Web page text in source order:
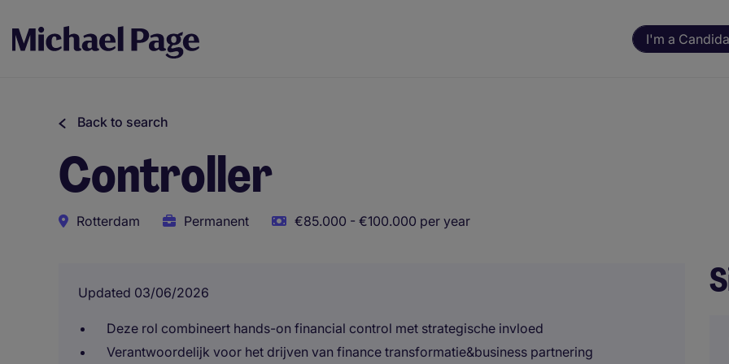
I'm a
Back to search
Controller
Rotterdam Permanent €85.000 - €100.000 per year
Updated 03/06/2026
Deze rol combineert hands-on financial control met strategische invloed
Verantwoordelijk voor het drijven van finance transformatie&business partnering